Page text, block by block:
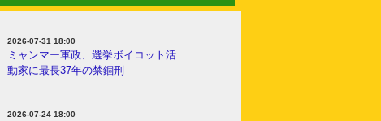
2026-07-31 18:00
ミャンマー軍政、選挙ボイコット活
動家に最長37年の禁錮刑
2026-07-24 18:00